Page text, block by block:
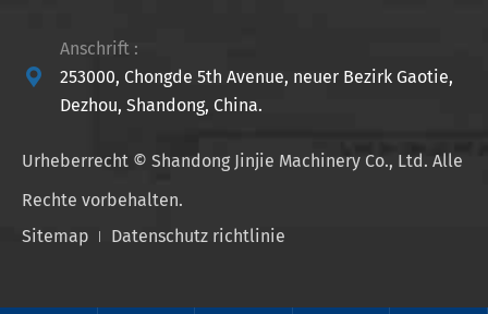

Anschrift :
253000, Chongde 5th Avenue, neuer Bezirk Gaotie,
Dezhou, Shandong, China.
Urheberrecht © Shandong Jinjie Machinery Co., Ltd. Alle
Rechte vorbehalten.
Sitemap
Datenschutz richtlinie